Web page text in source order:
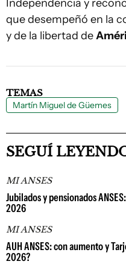
Independencia y
que desempeñó en la
y de la libertad de
TEMAS
Martín Miguel de Güemes
SEGUÍ
MI ANSES
Jubilados y pensionados
2026
MI ANSES
AUH ANSES: con aumento y
2026?